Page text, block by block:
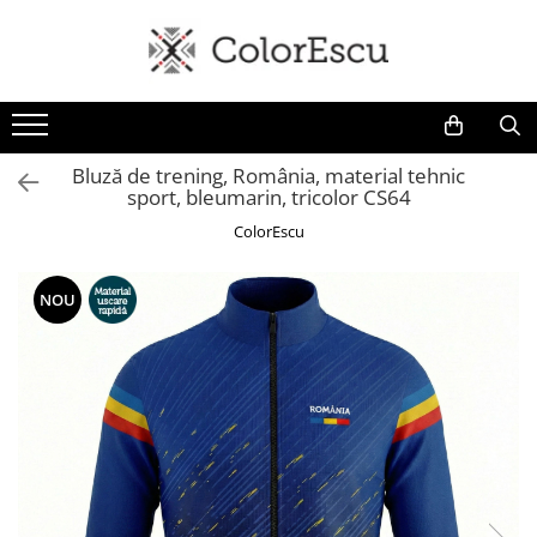
Toate produsele
Tricouri
Tricouri bărbați
Tricouri damă
Tricouri sport tehnice
Bluze si hanorace
Bluze si hanorace bărbați
Bluze si hanorace damă
Bluze de trening | Bluze tehnice
Pantaloni
Șepci și căciuli
Bluză de trening, România, material tehnic
sport, bleumarin, tricolor CS64
ColorEscu
NOU